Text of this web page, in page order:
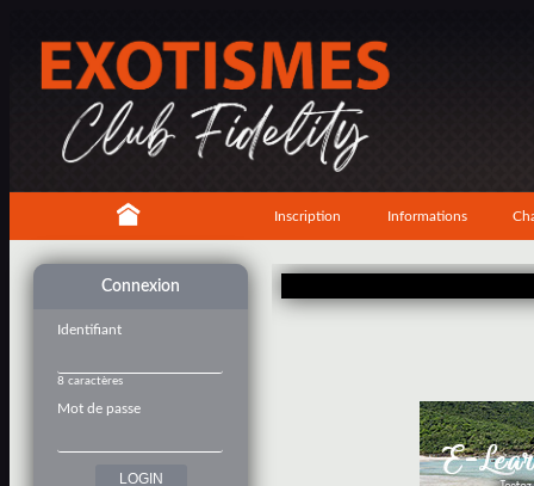
Inscription Informations
Connexion
Identifiant
8 caractères
Mot de passe